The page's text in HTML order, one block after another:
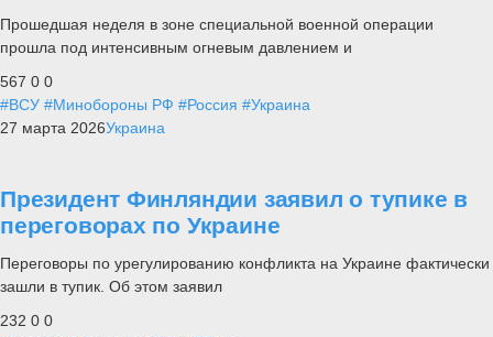
Прошедшая неделя в зоне специальной военной операции
прошла под интенсивным огневым давлением и
567 0 0
#ВСУ #Минобороны РФ #Россия #Украина
27 марта 2026Украина
Президент Финляндии заявил о тупике в
переговорах по Украине
Переговоры по урегулированию конфликта на Украине фактически
зашли в тупик. Об этом заявил
232 0 0